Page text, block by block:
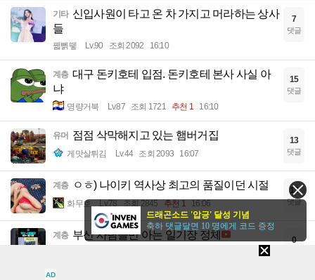
기타 신입사원이 타고 온 차 가지고 머라하는 상사
들
꿻뻵뗗 Lv.90 조회 2092 16:10
7
댓글
계층 대구 돈키호테 입점. 돈키호테 본사 사실 아
냐
명량거북 Lv.87 조회 1721 추천 1 16:10
15
댓글
유머 점점 삭막해지고 있는 햄버거집
게맛살튀김 Lv.44 조회 2093 16:07
13
댓글
계층 ㅇㅎ) 나이키 역사상 최고의 품질이던 시절
화무호 Lv.78 조회 2845 추천 1 16:06
13
댓글
계층 부산 사람들만 아는 일기장 정체 0
AD
드래곤소드 '압긍' 달성 기념
축하 댓글달면 10 명에게 코드 증정